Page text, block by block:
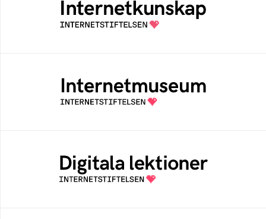
Samlad kunskap som hjälper dig att bli en
säker och medveten internetanvändare
Ett digitalt museum som byggts, och kureras
av Internetstiftelsen
Öppen digital lärresurs med färdiga lektioner
för alla stadier i grundskolan